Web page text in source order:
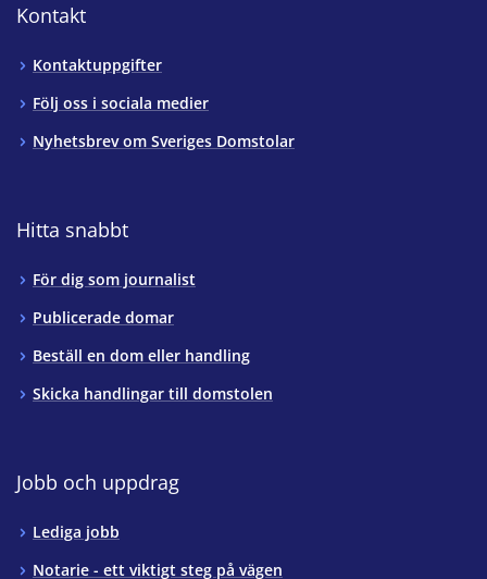
Kontakt
Kontaktuppgifter
Följ oss i sociala medier
Nyhetsbrev om Sveriges Domstolar
Hitta snabbt
För dig som journalist
Publicerade domar
Beställ en dom eller handling
Skicka handlingar till domstolen
Jobb och uppdrag
Lediga jobb
Notarie - ett viktigt steg på vägen